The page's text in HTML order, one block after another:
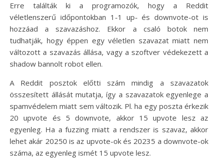
Erre találták ki a programozók, hogy a Reddit
véletlenszerű időpontokban 1-1 up- és downvote-ot is
hozzáad a szavazáshoz. Ekkor a csaló botok nem
tudhatják, hogy éppen egy véletlen szavazat miatt nem
változott a szavazás állása, vagy a szoftver védekezett a
shadow bannolt robot ellen.
A Reddit posztok előtti szám mindig a szavazatok
összesített állását mutatja, így a szavazatok egyenlege a
spamvédelem miatt sem változik. Pl. ha egy poszta érkezik
20 upvote és 5 downvote, akkor 15 upvote lesz az
egyenleg. Ha a fuzzing miatt a rendszer is szavaz, akkor
lehet akár 20250 is az upvote-ok és 20235 a downvote-ok
száma, az egyenleg ismét 15 upvote lesz.